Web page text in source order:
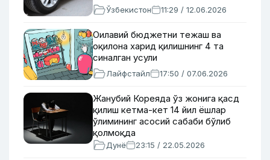
Ўзбекистон 11:29 / 12.06.2026
Оилавий бюджетни тежаш ва
оқилона харид қилишнинг 4 та
синалган усули
Лайфстайл 17:50 / 07.06.2026
Жанубий Кореяда ўз жонига қасд
қилиш кетма-кет 14 йил ёшлар
ўлимининг асосий сабаби бўлиб
қолмоқда
Дунё 23:15 / 22.05.2026